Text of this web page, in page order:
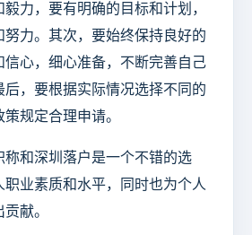
力，要有明确的目标和计划，
努力。其次，要始终保持良好的
信心，细心准备，不断完善自己
后，要根据实际情况选择不同的
规定合理申请。
称和深圳落户是一个不错的选
业素质和水平，同时也为个人
献。